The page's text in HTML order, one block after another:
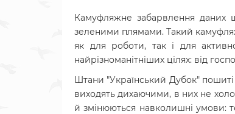
Камуфляжне забарвлення даних
зеленими плямами. Такий
як для роботи, так і для
найрізноманітніших цілях: від
Штани "Український Дубок" пошиті
виходять дихаючими, в них не
й змінюються навколишні умови: